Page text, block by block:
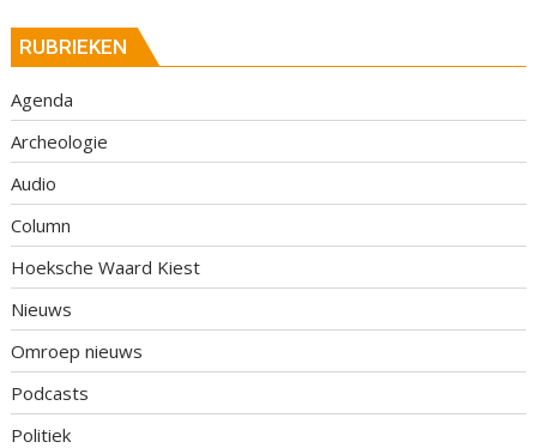
RUBRIEKEN
Agenda
Archeologie
Audio
Column
Hoeksche Waard Kiest
Nieuws
Omroep nieuws
Podcasts
Politiek